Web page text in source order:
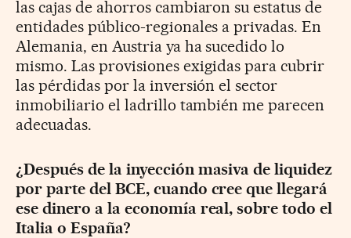
las cajas de ahorros cambiaron su estatus de
entidades público-regionales a privadas. En
Alemania, en Austria ya ha sucedido lo
mismo. Las provisiones exigidas para cubrir
las pérdidas por la inversión el sector
inmobiliario el ladrillo también me parecen
adecuadas.
¿Después de la inyección masiva de liquidez
por parte del BCE, cuando cree que llegará
ese dinero a la economía real, sobre todo el
Italia o España?